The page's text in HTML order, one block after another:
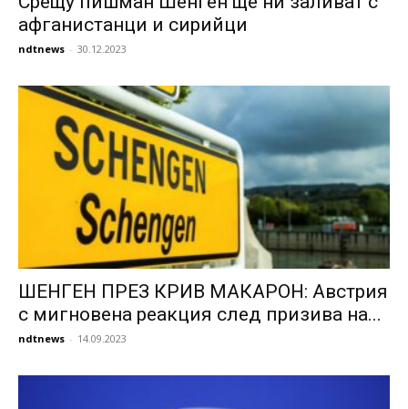
афганистанци и сирийци
ndtnews - 30.12.2023
ШЕНГЕН ПРЕЗ КРИВ МАКАРОН: Австрия
с мигновена реакция след призива на...
ndtnews - 14.09.2023